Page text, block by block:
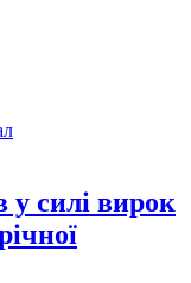
силі вирок